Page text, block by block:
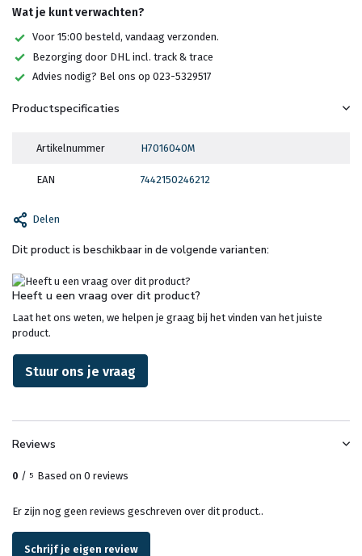
Wat je kunt verwachten?
Voor 15:00 besteld, vandaag verzonden.
Bezorging door DHL incl. track & trace
Advies nodig? Bel ons op 023-5329517
Productspecificaties
Artikelnummer H7016040M
EAN 7442150246212
Delen
Dit product is beschikbaar in de volgende varianten:
Heeft u een vraag over dit product?
Laat het ons weten, we helpen je graag bij het vinden van het juiste
product.
Stuur ons je vraag
Reviews
0 / 5 Based on 0 reviews
Er zijn nog geen reviews geschreven over dit product..
Schrijf je eigen review